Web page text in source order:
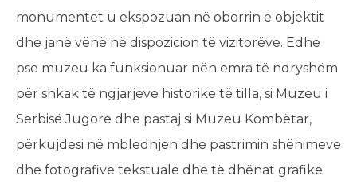
monumentet u ekspozuan në oborrin e objektit
dhe janë vënë në dispozicion të vizitorëve. Edhe
pse muzeu ka funksionuar nën emra të ndryshëm
për shkak të ngjarjeve historike të tilla, si Muzeu i
Serbisë Jugore dhe pastaj si Muzeu Kombëtar,
përkujdesi në mbledhjen dhe pastrimin shënimeve
dhe fotografive tekstuale dhe të dhënat grafike